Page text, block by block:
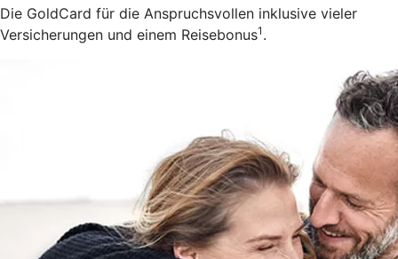
Die GoldCard für die Anspruchsvollen inklusive vieler
Versicherungen und einem Reisebonus1 .